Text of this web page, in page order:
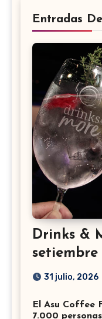
Entradas
Drinks &
31 julio, 2026
El Asu Coffee
7.000